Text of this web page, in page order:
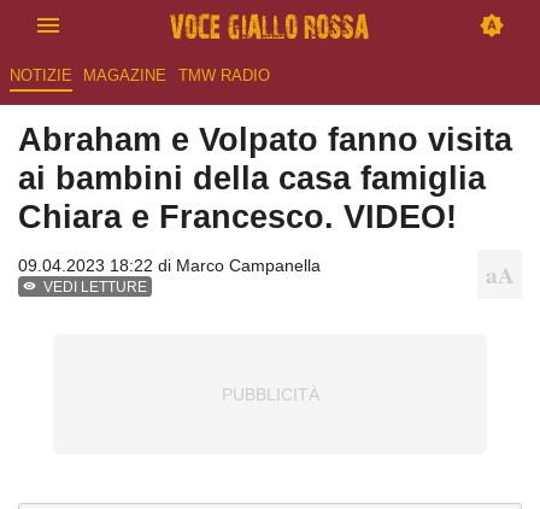
NOTIZIE MAGAZINE TMW RADIO
Abraham e Volpato fanno visita
ai bambini della casa famiglia
Chiara e Francesco. VIDEO!
09.04.2023 18:22 di Marco Campanella
VEDI LETTURE